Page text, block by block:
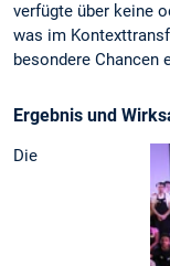
verfügte über keine
was im
besondere Chancen
Ergebnis und
Die